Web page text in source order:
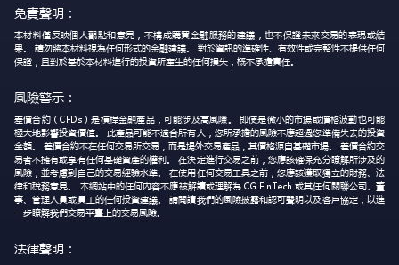
免責聲明：
本材料僅反映個人觀點和意見，不構成購買金融服務的建議，也不保證未來交易的表現或結
果。 請勿將本材料視為任何形式的金融建議。 對於資訊的準確性、有效性或完整性不提供任何
保證，且對於基於本材料進行的投資所產生的任何損失，概不承擔責任。
風險警示：
差價合約（CFDs）是槓桿金融產品，可能涉及高風險。 即使是微小的市場或價格波動也可能
極大地影響投資價值。 此產品可能不適合所有人，您所承擔的風險不應超過您準備失去的投資
金額。 差價合約不在任何交易所交易，而是場外交易產品，其價格源自基礎市場。 差價合約交
易者不擁有或享有任何基礎資產的權利。 在決定進行交易之前，您應該確保充分瞭解所涉及的
風險，並考慮到自己的交易經驗水準。 在使用任何交易工具之前，您應該獲取獨立的財務、法
律和稅務意見。 本網站中的任何內容不應被解讀或理解為 CG FinTech 或其任何關聯公司、董
事、管理人員或員工的任何投資建議。 請閱讀我們的風險披露和認可聲明以及客戶協定，以進
一步瞭解我們交易平臺上的交易風險。
法律聲明：